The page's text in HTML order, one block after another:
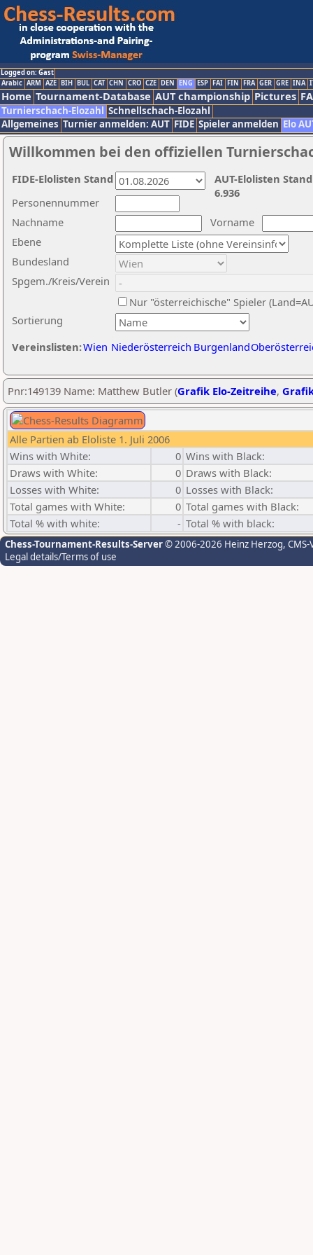
Logged on: Gast
Arabic ARM AZE BIH BUL CAT CHN CRO CZE DEN ENG ESP FAI FIN FRA GER GRE INA
Home Tournament-Database AUT championship Pictures
Turnierschach-Elozahl Schnellschach-Elozahl
Allgemeines Turnier anmelden: AUT FIDE Spieler anmelden Elo
Willkommen bei den offiziellen
Nachname
Vorname
Ebene
Sortierung
Personennummer
Bundesland
Spgem./Kreis/Verein
Nur "österreichische" Spieler
Vereinslisten:Wien Niederösterreich Burgenland
AUT-Elolisten
6.936
FIDE-Elolisten Stand
Pnr:149139 Name: Matthew Butler (Grafik Elo-Zeitreihe,
Alle Partien ab Eloliste 1. Juli 2006
Wins with White:
0 Wins with Black:
Draws with White:
0 Draws with Black:
Losses with White:
0 Losses with Black:
Total games with White:
0 Total games with Black:
Total % with white:
- Total % with black:
Chess-Tournament-Results-Server© 2006-2026 Heinz Herzog,
Legal details/Terms of use